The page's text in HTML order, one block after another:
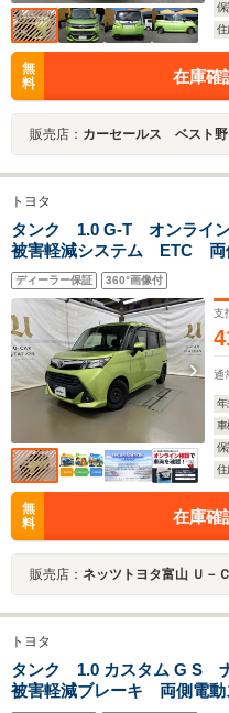
保
住
無
料
在庫確
販売店： カーセールス ベスト
トヨタ
タンク 1.0 G-T オンライ
被害軽減システム ETC 両
ナー アイドリングストッ
ン保証
ディーラー保証 360°画像付
支
通
年
車
保
住
無
料
在庫確
販売店： ネッツトヨタ富山 Ｕ－
トヨタ
タンク 1.0 カスタム G
被害軽減ブレーキ 両側電動